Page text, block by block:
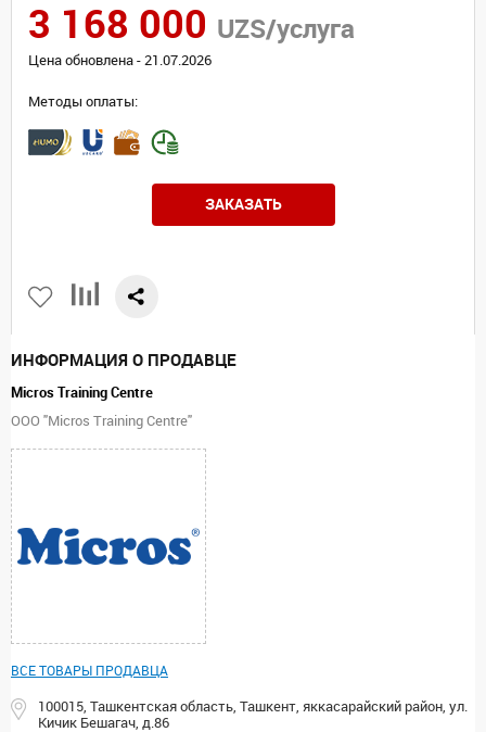
3 168 000 UZS/услуга
Цена обновлена - 21.07.2026
Методы оплаты:
ЗАКАЗАТЬ
ИНФОРМАЦИЯ О ПРОДАВЦЕ
Micros Training Centre
ООО "Micros Training Centre"
ВСЕ ТОВАРЫ ПРОДАВЦА
100015, Ташкентская область, Ташкент, яккасарайский район, ул.
Кичик Бешагач, д.86